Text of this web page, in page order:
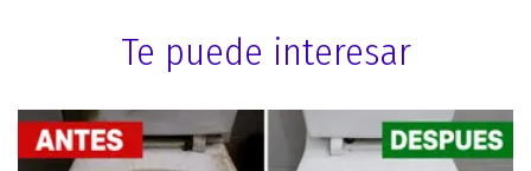
Te puede interesar